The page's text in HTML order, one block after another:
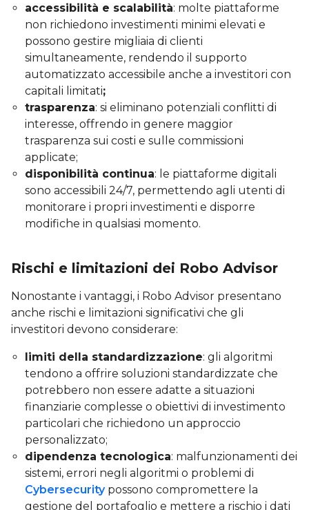
accessibilità e scalabilità: molte piattaforme
non richiedono investimenti minimi elevati e
possono gestire migliaia di clienti
simultaneamente, rendendo il supporto
automatizzato accessibile anche a investitori con
capitali limitati;
trasparenza: si eliminano potenziali conflitti di
interesse, offrendo in genere maggior
trasparenza sui costi e sulle commissioni
applicate;
disponibilità continua: le piattaforme digitali
sono accessibili 24/7, permettendo agli utenti di
monitorare i propri investimenti e disporre
modifiche in qualsiasi momento.
Rischi e limitazioni dei Robo Advisor
Nonostante i vantaggi, i Robo Advisor presentano
anche rischi e limitazioni significativi che gli
investitori devono considerare:
limiti della standardizzazione: gli algoritmi
tendono a offrire soluzioni standardizzate che
potrebbero non essere adatte a situazioni
finanziarie complesse o obiettivi di investimento
particolari che richiedono un approccio
personalizzato;
dipendenza tecnologica: malfunzionamenti dei
sistemi, errori negli algoritmi o problemi di
Cybersecuritypossono compromettere la
gestione del portafoglio e mettere a rischio i dati